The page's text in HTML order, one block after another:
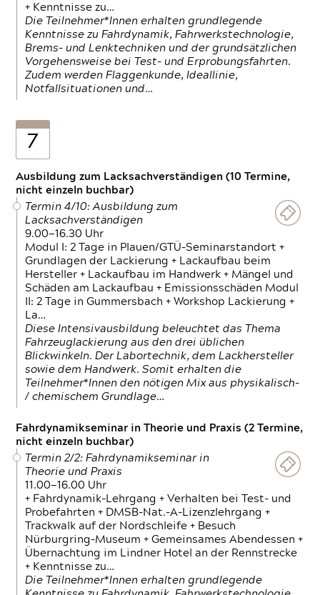
+ Kenntnisse zu…
Die Teilnehmer*Innen erhalten grundlegende
Kenntnisse zu Fahrdynamik, Fahrwerkstechnologie,
Brems- und Lenktechniken und der grundsätzlichen
Vorgehensweise bei Test- und Erprobungsfahrten.
Zudem werden Flaggenkunde, Ideallinie,
Notfallsituationen und…
7
Ausbildung zum Lacksachverständigen (10 Termine,
nicht einzeln buchbar)
Termin 4/10: Ausbildung zum
Lacksachverständigen
9.00—16.30 Uhr
Modul I: 2 Tage in Plauen/GTÜ-Seminarstandort +
Grundlagen der Lackierung + Lackaufbau beim
Hersteller + Lackaufbau im Handwerk + Mängel und
Schäden am Lackaufbau + Emissionsschäden Modul
II: 2 Tage in Gummersbach + Workshop Lackierung +
La…
Diese Intensivausbildung beleuchtet das Thema
Fahrzeuglackierung aus den drei üblichen
Blickwinkeln. Der Labortechnik, dem Lackhersteller
sowie dem Handwerk. Somit erhalten die
Teilnehmer*Innen den nötigen Mix aus physikalisch-
/ chemischem Grundlage…
Fahrdynamikseminar in Theorie und Praxis (2 Termine,
nicht einzeln buchbar)
Termin 2/2: Fahrdynamikseminar in
Theorie und Praxis
11.00—16.00 Uhr
+ Fahrdynamik-Lehrgang + Verhalten bei Test- und
Probefahrten + DMSB-Nat.-A-Lizenzlehrgang +
Trackwalk auf der Nordschleife + Besuch
Nürburgring-Museum + Gemeinsames Abendessen +
Übernachtung im Lindner Hotel an der Rennstrecke
+ Kenntnisse zu…
Die Teilnehmer*Innen erhalten grundlegende